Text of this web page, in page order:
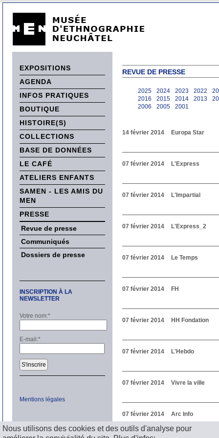
Nous utilisons des cookies et des outils d'analyse pour
EXPOSITIONS
AGENDA
INFOS PRATIQUES
BOUTIQUE
HISTOIRE(S)
COLLECTIONS
BASE DE DONNÉES
LE CAFÉ
ATELIERS ENFANTS
SAMEN - LES AMIS DU
MEN
PRESSE
Revue de presse
Communiqués
Dossiers de presse
INSCRIPTION À LA
NEWSLETTER
Votre nom:*
E-mail:*
S'inscrire
Mentions légales
REVUE DE PRESSE
2025 2024 2023 2022
2016
2015 2014 2013
2006
2005 2001
14 février 2014 Europa Star
07 février 2014 L'Express
07 février 2014 L'Impartial
07 février 2014 L'Express_2
07 février 2014 Le Temps
07 février 2014 FH
07 février 2014 HH Fondation
07 février 2014 L'Hebdo
07 février 2014 Vivre la ville
07 février 2014 Arc Info